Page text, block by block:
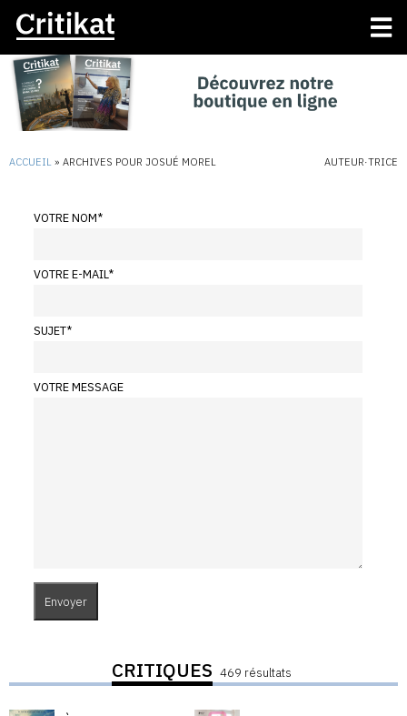
ACCUEIL » ARCHIVES POUR JOSUÉ MOREL AUTEUR·TRICE
VOTRE NOM*
VOTRE E-MAIL*
SUJET*
VOTRE MESSAGE
CRITIQUES 469 résultats